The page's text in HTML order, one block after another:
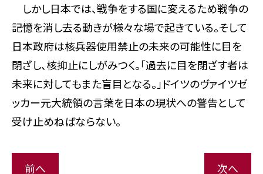
しかし日本では、戦争をする国に変えるため戦争の
記憶を消し去る動きが様々な場で起きている。そして
日本政府は核兵器使用禁止の未来の可能性に目を
閉ざし、核抑止にしがみつく。「過去に目を閉ざす者は
未来に対してもまた盲目となる。」ドイツのヴァイツゼ
ッカー元大統領の言葉を日本の現状への警告として
受け止めねばならない。
前へ 次へ